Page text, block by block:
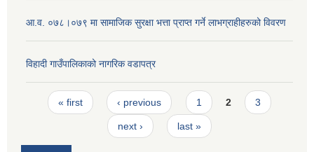
आ.व. ०७८।०७९ मा सामाजिक सुरक्षा भत्ता प्राप्त गर्ने लाभग्राहीहरुको विवरण
विहादी गाउँपालिकाको नागरिक वडापत्र
Pages
« first ‹ previous 1 2 3
next › last »